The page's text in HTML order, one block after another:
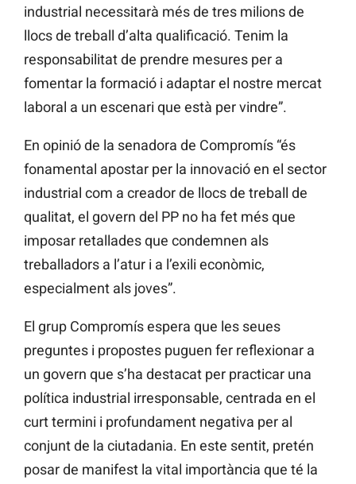
industrial necessitarà més de tres milions de
llocs de treball d’alta qualificació. Tenim la
responsabilitat de prendre mesures per a
fomentar la formació i adaptar el nostre mercat
laboral a un escenari que està per vindre”.
En opinió de la senadora de Compromís “és
fonamental apostar per la innovació en el sector
industrial com a creador de llocs de treball de
qualitat, el govern del PP no ha fet més que
imposar retallades que condemnen als
treballadors a l’atur i a l’exili econòmic,
especialment als joves”.
El grup Compromís espera que les seues
preguntes i propostes puguen fer reflexionar a
un govern que s’ha destacat per practicar una
política industrial irresponsable, centrada en el
curt termini i profundament negativa per al
conjunt de la ciutadania. En este sentit, pretén
posar de manifest la vital importància que té la